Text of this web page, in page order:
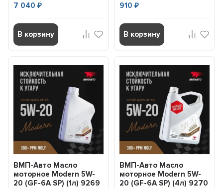
7 040₽
В корзину
910 ₽
В корзину
ВМП-Авто Масло
моторное Modern 5W-
20 (GF-6A SP) (1л) 9269
ВМП-Авто Масло
моторное Modern 5W-
20 (GF-6A SP) (4л) 9270